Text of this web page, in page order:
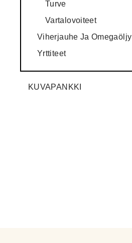
Turve
Vartalovoiteet
Viherjauhe Ja Omegaöljy
Yrttiteet
KUVAPANKKI